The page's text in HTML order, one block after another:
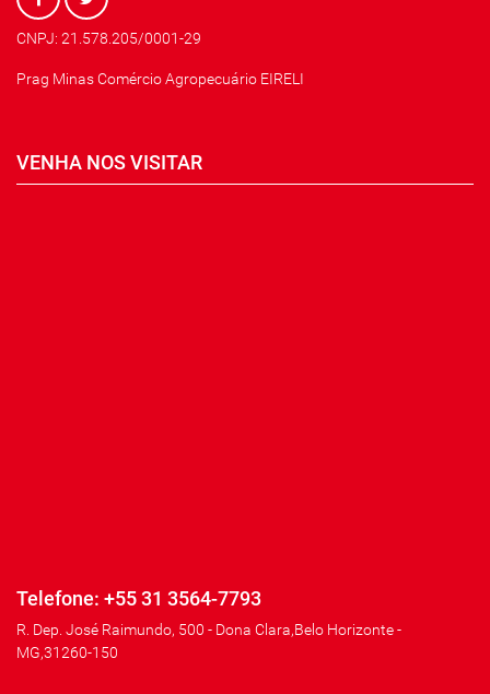
CNPJ: 21.578.205/0001-29
Prag Minas Comércio Agropecuário EIRELI
VENHA NOS VISITAR
Telefone: +55 31 3564-7793
R. Dep. José Raimundo, 500 - Dona Clara,Belo Horizonte -
MG,31260-150